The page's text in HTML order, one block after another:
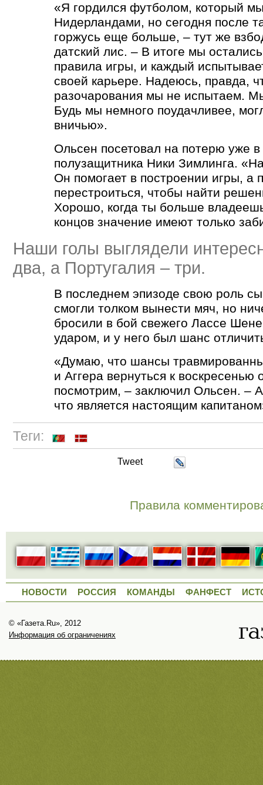
«Я гордился футболом, который
Нидерландами, но сегодня после
горжусь еще больше, – тут же
датский лис. – В итоге мы
правила игры, и каждый
своей карьере. Надеюсь, правда,
разочарования мы не испытаем.
Будь мы немного поудачливее,
вничью».
Ольсен посетовал на потерю уже
полузащитника Ники Зимлинга.
Он помогает в построении игры, а
перестроиться, чтобы найти
Хорошо, когда ты больше
концов значение имеют только
Наши голы выглядели
два, а Португалия – три.
В последнем эпизоде свою роль
смогли толком вынести мяч, но
бросили в бой свежего Лассе
ударом, и у него был шанс
«Думаю, что шансы
и Аггера вернуться к
посмотрим, – заключил Ольсен. –
что является настоящим
Теги:
Tweet
Правила
НОВОСТИ РОССИЯ КОМАНДЫ ФАНФЕСТ
© «Газета.Ru», 2012
Информация об ограничениях